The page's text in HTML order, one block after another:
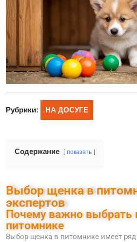
Рубрики: НА ДОСУГЕ
Содержание показать
Выбор щенка в
экспертов
Почему важно выбрать
питомнике
Выбор щенка в питомнике имеет